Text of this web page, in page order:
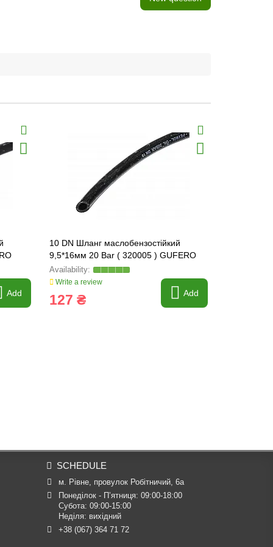
Add
10 DN Шланг маслобензостійкий
9,5*16мм 20 Bar ( 320005 ) GUFERO
Write a review
127 ₴ Add
SCHEDULE
м. Рівне, провулок Робітничий, 6а
Понеділок - П’ятниця: 09:00-18:00
Субота: 09:00-15:00
Неділя: вихідний
+38 (067) 364 71 72